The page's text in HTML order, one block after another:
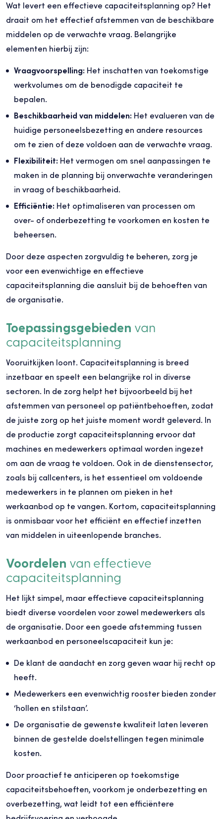
Wat levert een effectieve capaciteitsplanning op? Het
draait om het effectief afstemmen van de beschikbare
middelen op de verwachte vraag. Belangrijke
elementen hierbij zijn:
Vraagvoorspelling: Het inschatten van toekomstige
werkvolumes om de benodigde capaciteit te
bepalen.
Beschikbaarheid van middelen: Het evalueren van de
huidige personeelsbezetting en andere resources
om te zien of deze voldoen aan de verwachte vraag.
Flexibiliteit: Het vermogen om snel aanpassingen te
maken in de planning bij onverwachte veranderingen
in vraag of beschikbaarheid.
Efficiëntie: Het optimaliseren van processen om
over- of onderbezetting te voorkomen en kosten te
beheersen.
Door deze aspecten zorgvuldig te beheren, zorg je
voor een evenwichtige en effectieve
capaciteitsplanning die aansluit bij de behoeften van
de organisatie.
Toepassingsgebieden van
capaciteitsplanning
Vooruitkijken loont. Capaciteitsplanning is breed
inzetbaar en speelt een belangrijke rol in diverse
sectoren. In de zorg helpt het bijvoorbeeld bij het
afstemmen van personeel op patiëntbehoeften, zodat
de juiste zorg op het juiste moment wordt geleverd. In
de productie zorgt capaciteitsplanning ervoor dat
machines en medewerkers optimaal worden ingezet
om aan de vraag te voldoen. Ook in de dienstensector,
zoals bij callcenters, is het essentieel om voldoende
medewerkers in te plannen om pieken in het
werkaanbod op te vangen. Kortom, capaciteitsplanning
is onmisbaar voor het efficiënt en effectief inzetten
van middelen in uiteenlopende branches.
Voordelen van effectieve
capaciteitsplanning
Het lijkt simpel, maar effectieve capaciteitsplanning
biedt diverse voordelen voor zowel medewerkers als
de organisatie. Door een goede afstemming tussen
werkaanbod en personeelscapaciteit kun je:
De klant de aandacht en zorg geven waar hij recht op
heeft.
Medewerkers een evenwichtig rooster bieden zonder
‘hollen en stilstaan’.
De organisatie de gewenste kwaliteit laten leveren
binnen de gestelde doelstellingen tegen minimale
kosten.
Door proactief te anticiperen op toekomstige
capaciteitsbehoeften, voorkom je onderbezetting en
overbezetting, wat leidt tot een efficiëntere